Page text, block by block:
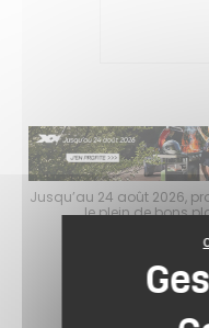
Jusqu’au 24 août 2026,
le plein de bons